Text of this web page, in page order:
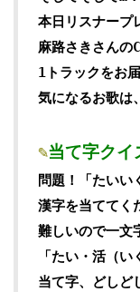
本日リスナープ
麻路さきさんの
1トラックをお
気になるお歌は
✎当て字クイ
問題！「たいい
漢字を当ててく
難しいので一文
「たい・活（
当て字、どしど